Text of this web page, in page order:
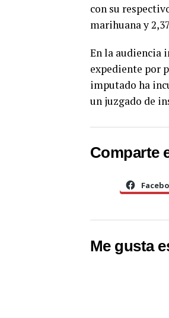
con su
marihuana y
En la audiencia
expediente por
imputado ha
un juzgado de
Comparte
Me gusta